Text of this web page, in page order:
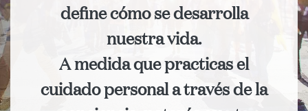
define cómo se desarrolla
nuestra vida.
A medida que practicas el
cuidado personal a través de la